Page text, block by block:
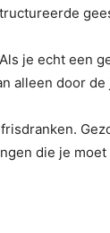
je echt een
alleen door
die je moet